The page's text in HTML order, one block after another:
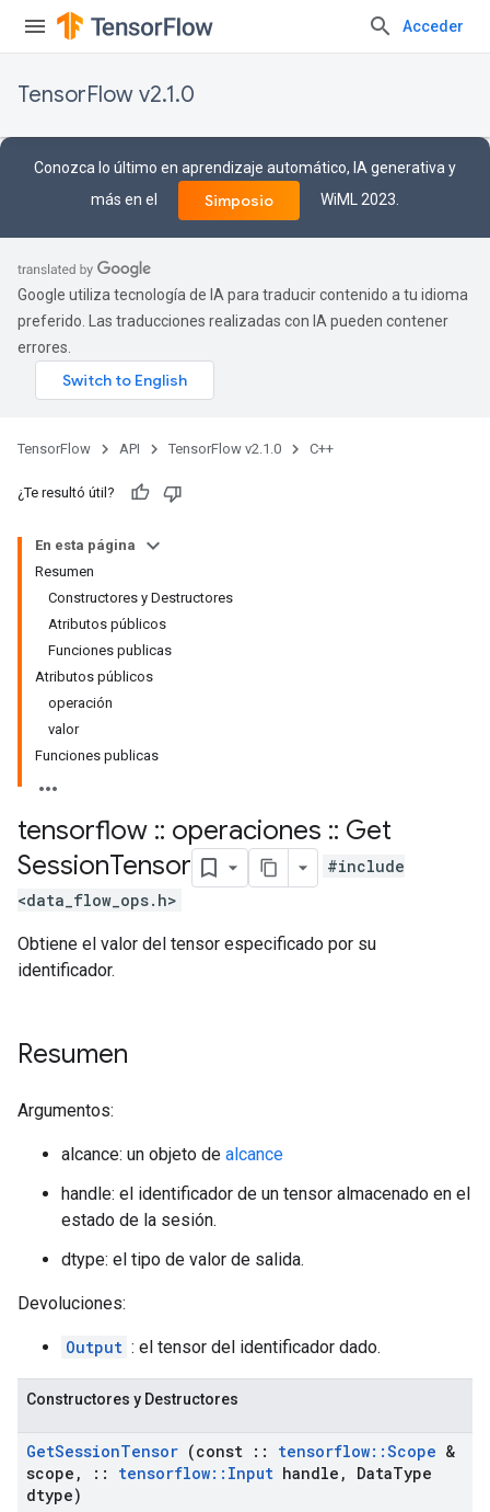
Acceder
TensorFlow v2.1.0
Conozca lo último en aprendizaje automático, IA generativa y
más en el
Simposio WiML 2023.
Google utiliza tecnología de IA para traducir contenido a tu idioma
preferido. Las traducciones realizadas con IA pueden contener
errores.
TensorFlow API TensorFlow v2.1.0 C++
¿Te resultó útil?
En esta página
Resumen
Constructores y Destructores
Atributos públicos
Funciones publicas
Atributos públicos
operación
valor
Funciones publicas
tensorflow :: operaciones :: Get
SessionTensor
#include
<data_flow_ops.h>
Obtiene el valor del tensor especificado por su
identificador.
Resumen
Argumentos:
alcance: un objeto de alcance
handle: el identificador de un tensor almacenado en el
estado de la sesión.
dtype: el tipo de valor de salida.
Devoluciones:
Output : el tensor del identificador dado.
Constructores y Destructores
GetSessionTensor (const :: tensorflow::Scope &
scope , :: tensorflow:: Input handle , DataType
dtype)